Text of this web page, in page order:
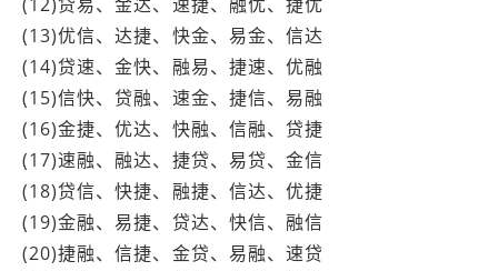
(13)优信、达捷、快金、易金、信达
(14)贷速、金快、融易、捷速、优融
(15)信快、贷融、速金、捷信、易融
(16)金捷、优达、快融、信融、贷捷
(17)速融、融达、捷贷、易贷、金信
(18)贷信、快捷、融捷、信达、优捷
(19)金融、易捷、贷达、快信、融信
(20)捷融、信捷、金贷、易融、速贷